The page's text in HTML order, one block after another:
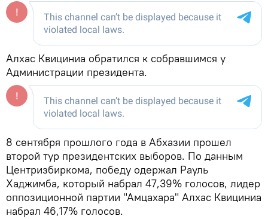
Алхас Квициниа обратился к собравшимся у
Администрации президента.
8 сентября прошлого года в Абхазии прошел
второй тур президентских выборов. По данным
Центризбиркома, победу одержал Рауль
Хаджимба, который набрал 47,39% голосов, лидер
оппозиционной партии "Амцахара" Алхас Квициниа
набрал 46,17% голосов.